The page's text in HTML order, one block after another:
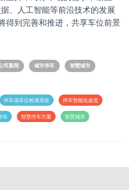
、人工智能等前沿技术的发展
得到完善和推进，共享车位前景
司新闻 城市停车 智慧城市
停车场车位检测系统 停车智能化改造
车 智慧停车方案 智慧城市